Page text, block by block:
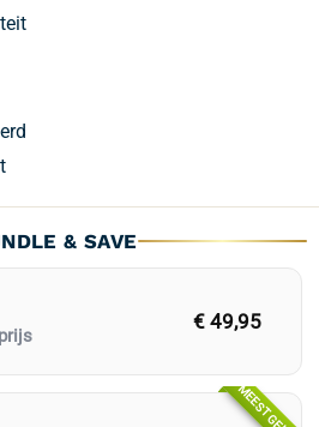
& SAVE
€ 49,95